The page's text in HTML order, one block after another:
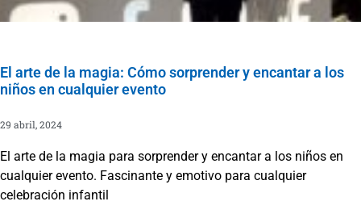
El arte de la magia: Cómo sorprender y encantar a los
niños en cualquier evento
29 abril, 2024
El arte de la magia para sorprender y encantar a los niños en
cualquier evento. Fascinante y emotivo para cualquier
celebración infantil